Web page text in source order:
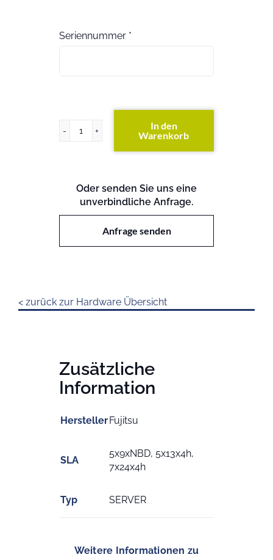
Seriennummer *
Primergy
In den
Warenkorb
Oder senden Sie uns eine
unverbindliche Anfrage.
Anfrage senden
< zurück zur Hardware Übersicht
Zusätzliche
Information
HerstellerFujitsu
SLA
5x9xNBD, 5x13x4h,
7x24x4h
Typ SERVER
Weitere Informationen zu